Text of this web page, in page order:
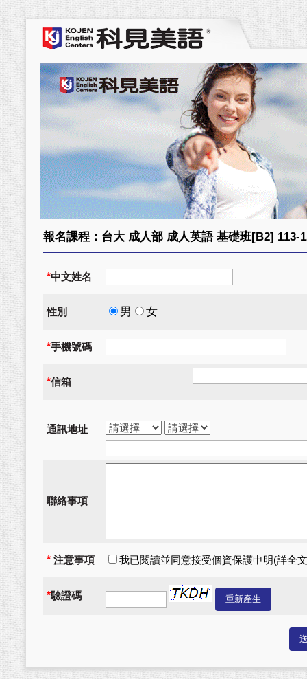
報名課程：台大 成人部 成人英語 基礎班[B2] 113-
*中文姓名
性別 男 女
*手機號碼
*信箱
通訊地址
聯絡事項
* 注意事項 我已閱讀並同意接受個資保護申明(詳全文
*驗證碼